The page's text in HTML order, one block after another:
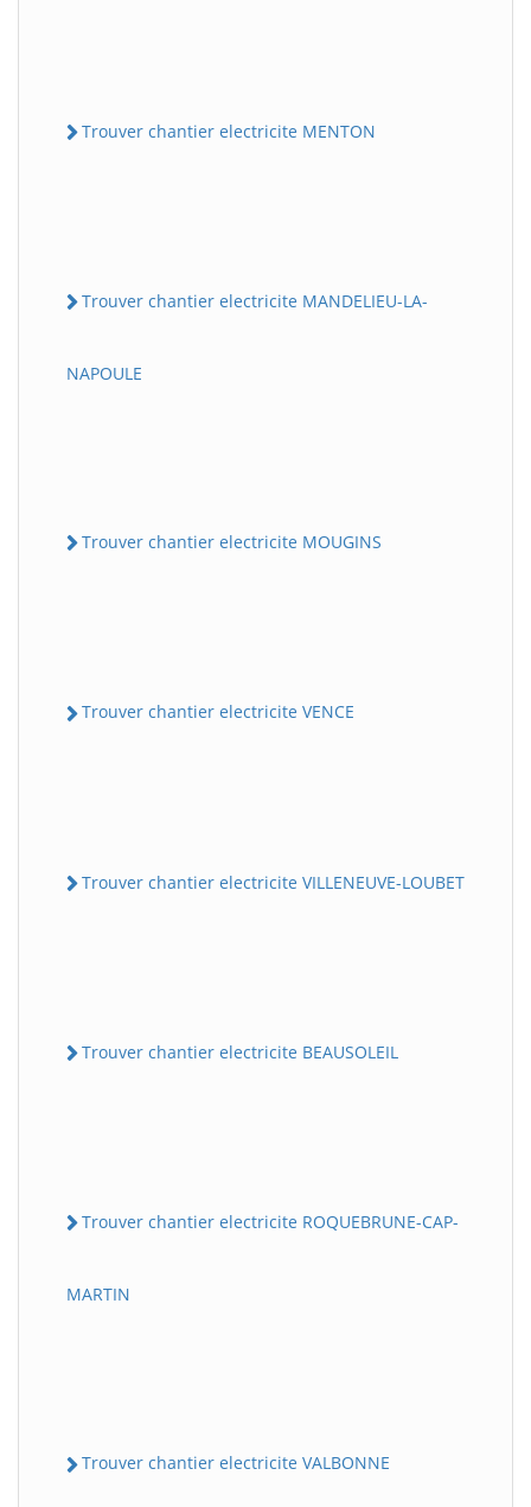
Trouver chantier electricite MENTON
Trouver chantier electricite MANDELIEU-LA-
NAPOULE
Trouver chantier electricite MOUGINS
Trouver chantier electricite VENCE
Trouver chantier electricite VILLENEUVE-LOUBET
Trouver chantier electricite BEAUSOLEIL
Trouver chantier electricite ROQUEBRUNE-CAP-
MARTIN
Trouver chantier electricite VALBONNE